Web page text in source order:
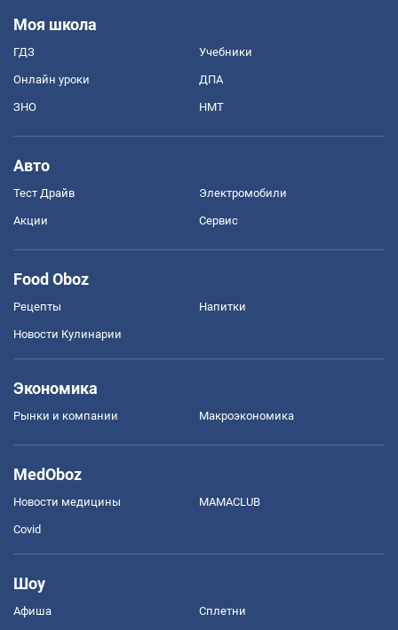
Моя школа
ГДЗ Учебники
Онлайн уроки ДПА
ЗНО НМТ
Авто
Тест Драйв Электромобили
Акции Сервис
Food Oboz
Рецепты Напитки
Новости Кулинарии
Экономика
Рынки и компании Mакроэкономика
MedOboz
Новости медицины MAMACLUB
Covid
Шоу
Афиша Сплетни